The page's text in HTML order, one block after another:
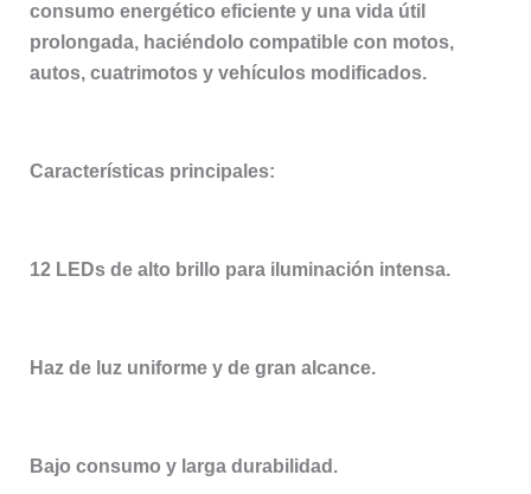
consumo energético eficiente y una vida útil
prolongada, haciéndolo compatible con motos,
autos, cuatrimotos y vehículos modificados.
Características principales:
12 LEDs de alto brillo para iluminación intensa.
Haz de luz uniforme y de gran alcance.
Bajo consumo y larga durabilidad.